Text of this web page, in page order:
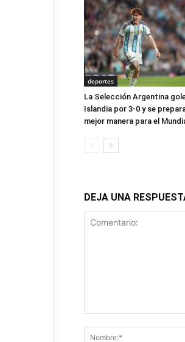
deportes
La Selección Argentina
Islandia por 3-0 y se
mejor manera para el
DEJA UNA